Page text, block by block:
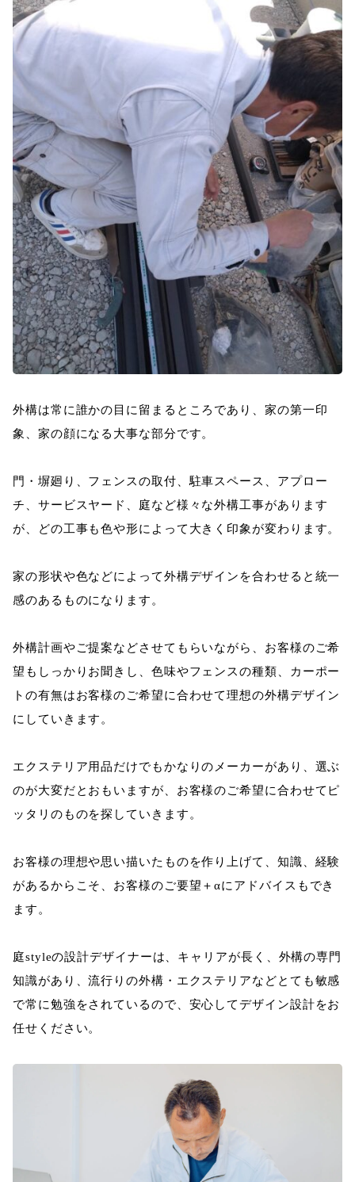
外構は常に誰かの目に留まるところであり、家の第一印
象、家の顔になる大事な部分です。
門・塀廻り、フェンスの取付、駐車スペース、アプロー
チ、サービスヤード、庭など様々な外構工事があります
が、どの工事も色や形によって大きく印象が変わります。
家の形状や色などによって外構デザインを合わせると統一
感のあるものになります。
外構計画やご提案などさせてもらいながら、お客様のご希
望もしっかりお聞きし、色味やフェンスの種類、カーポー
トの有無はお客様のご希望に合わせて理想の外構デザイン
にしていきます。
エクステリア用品だけでもかなりのメーカーがあり、選ぶ
のが大変だとおもいますが、お客様のご希望に合わせてピ
ッタリのものを探していきます。
お客様の理想や思い描いたものを作り上げて、知識、経験
があるからこそ、お客様のご要望＋αにアドバイスもでき
ます。
庭styleの設計デザイナーは、キャリアが長く、外構の専門
知識があり、流行りの外構・エクステリアなどとても敏感
で常に勉強をされているので、安心してデザイン設計をお
任せください。